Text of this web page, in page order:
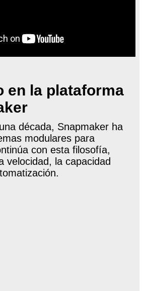
en la plataforma
década, Snapmaker ha
modulares para
con esta filosofía,
velocidad, la capacidad